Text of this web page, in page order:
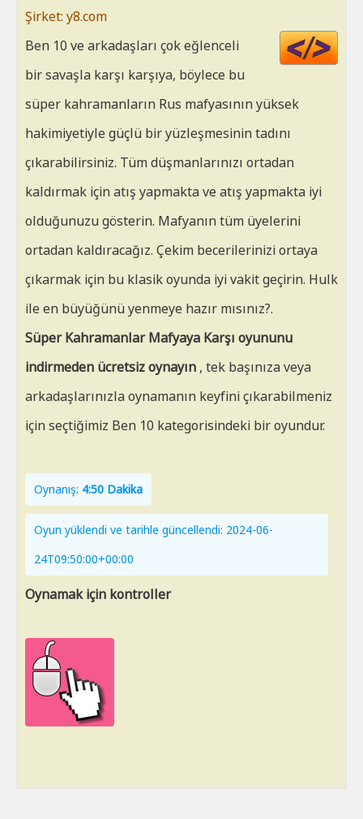
Şirket: y8.com
Ben 10 ve arkadaşları çok eğlenceli
bir savaşla karşı karşıya, böylece bu
süper kahramanların Rus mafyasının yüksek
hakimiyetiyle güçlü bir yüzleşmesinin tadını
çıkarabilirsiniz. Tüm düşmanlarınızı ortadan
kaldırmak için atış yapmakta ve atış yapmakta iyi
olduğunuzu gösterin. Mafyanın tüm üyelerini
ortadan kaldıracağız. Çekim becerilerinizi ortaya
çıkarmak için bu klasik oyunda iyi vakit geçirin. Hulk
ile en büyüğünü yenmeye hazır mısınız?.
Süper Kahramanlar Mafyaya Karşı oyununu
indirmeden ücretsiz oynayın , tek başınıza veya
arkadaşlarınızla oynamanın keyfini çıkarabilmeniz
için seçtiğimiz Ben 10 kategorisindeki bir oyundur.
Oynanış: 4:50 Dakika
Oyun yüklendi ve tarihle güncellendi: 2024-06-
24T09:50:00+00:00
Oynamak için kontroller